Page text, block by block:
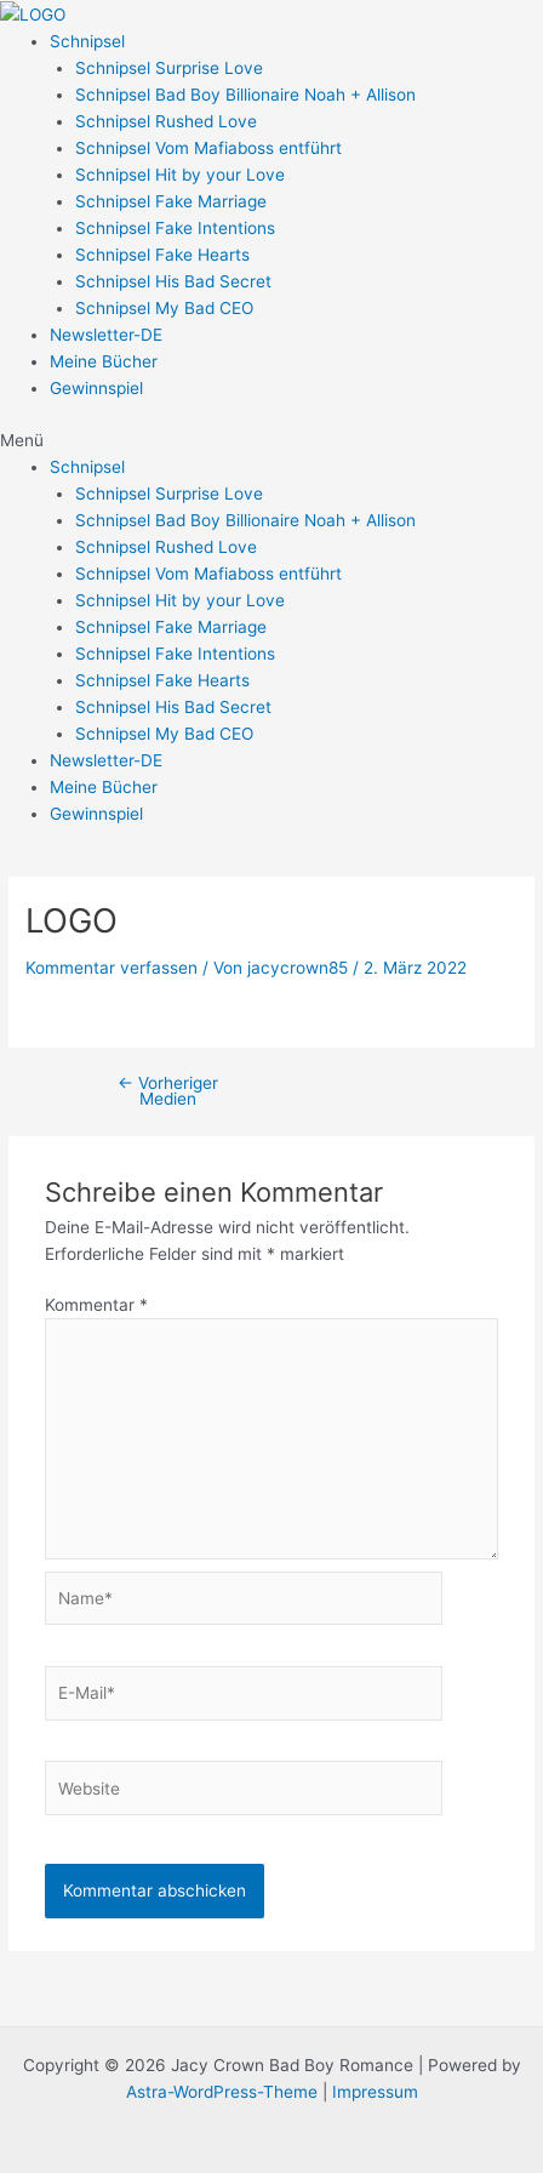
Zum
Inhalt
springen
Schnipsel
Schnipsel Surprise Love
Schnipsel Bad Boy Billionaire Noah + Allison
Schnipsel Rushed Love
Schnipsel Vom Mafiaboss entführt
Schnipsel Hit by your Love
Schnipsel Fake Marriage
Schnipsel Fake Intentions
Schnipsel Fake Hearts
Schnipsel His Bad Secret
Schnipsel My Bad CEO
Newsletter-DE
Meine Bücher
Gewinnspiel
Menü
Schnipsel
Schnipsel Surprise Love
Schnipsel Bad Boy Billionaire Noah + Allison
Schnipsel Rushed Love
Schnipsel Vom Mafiaboss entführt
Schnipsel Hit by your Love
Schnipsel Fake Marriage
Schnipsel Fake Intentions
Schnipsel Fake Hearts
Schnipsel His Bad Secret
Schnipsel My Bad CEO
Newsletter-DE
Meine Bücher
Gewinnspiel
LOGO
Kommentar verfassen / Vonjacycrown85 / 2. März 2022
Post
navigation
← Vorheriger
Medien
Schreibe einen Kommentar
Deine E-Mail-Adresse wird nicht veröffentlicht.
Erforderliche Felder sind mit * markiert
Kommentar *
Mail*
Copyright © 2026 Jacy Crown Bad Boy Romance | Powered by
Astra-WordPress-Theme| Impressum